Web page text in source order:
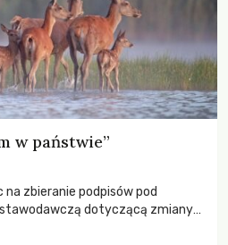
w państwie”
zbieranie podpisów pod
dotyczącą zmiany